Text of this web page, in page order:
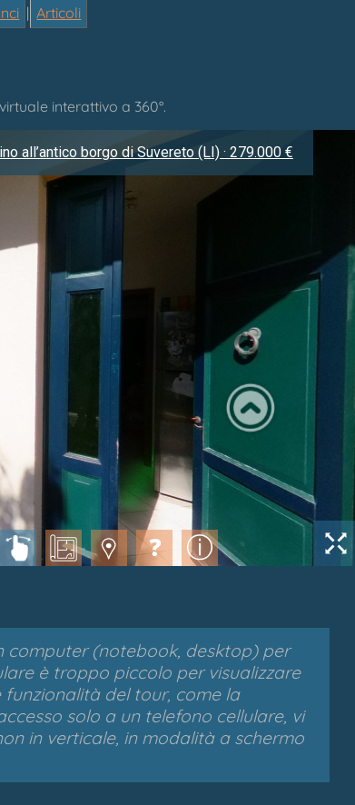
| Articoli
interattivo a 360°.
computer (notebook, desktop) per
è troppo piccolo per visualizzare
del tour, come la
solo a un telefono cellulare, vi
in verticale, in modalità a schermo